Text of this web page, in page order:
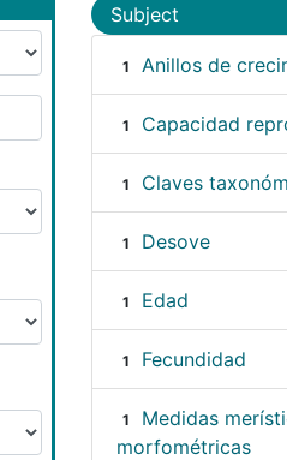
Subject
1 Anillos de
1 Capacidad
1 Claves
1 Desove
1 Edad
1 Fecundidad
1
Medidas
morfométricas